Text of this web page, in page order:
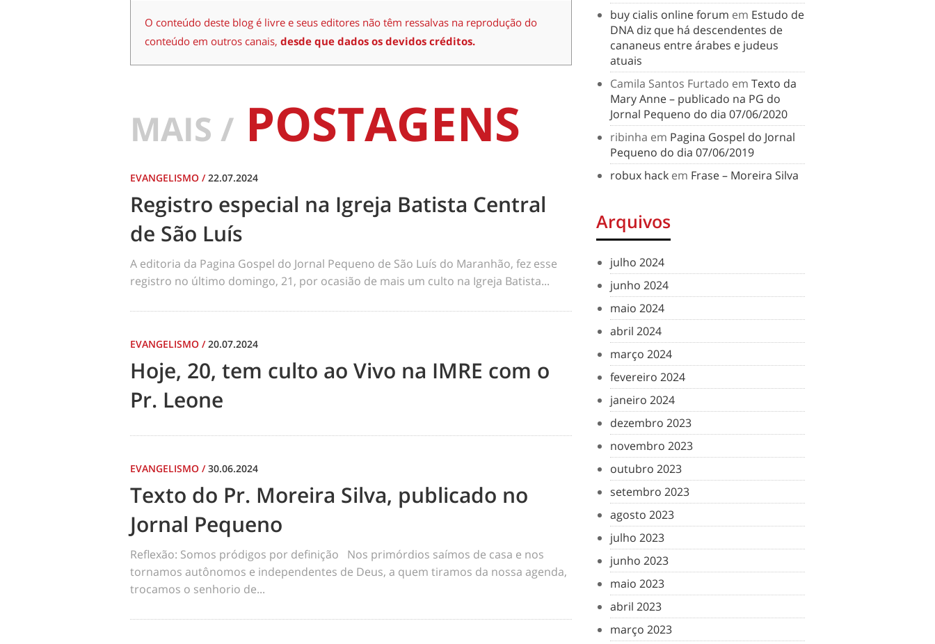
O conteúdo deste blog é livre e seus editores não têm ressalvas na reprodução do
conteúdo em outros canais, desde que dados os devidos créditos.
MAIS / POSTAGENS
EVANGELISMO /22.07.2024
Registro especial na Igreja Batista Central
de São Luís
A editoria da Pagina Gospel do Jornal Pequeno de São Luís do Maranhão, fez esse
registro no último domingo, 21, por ocasião de mais um culto na Igreja Batista...
EVANGELISMO /20.07.2024
Hoje, 20, tem culto ao Vivo na IMRE com o
Pr. Leone
EVANGELISMO /30.06.2024
Texto do Pr. Moreira Silva, publicado no
Jornal Pequeno
Reflexão: Somos pródigos por definição Nos primórdios saímos de casa e nos
tornamos autônomos e independentes de Deus, a quem tiramos da nossa agenda,
trocamos o senhorio de...
buy cialis online forum em Estudo de
DNA diz que há descendentes de
cananeus entre árabes e judeus
atuais
Camila Santos Furtado em Texto da
Mary Anne – publicado na PG do
Jornal Pequeno do dia 07/06/2020
ribinha em Pagina Gospel do Jornal
Pequeno do dia 07/06/2019
robux hack em Frase – Moreira Silva
Arquivos
julho 2024
junho 2024
maio 2024
abril 2024
março 2024
fevereiro 2024
janeiro 2024
dezembro 2023
novembro 2023
outubro 2023
setembro 2023
agosto 2023
julho 2023
junho 2023
maio 2023
abril 2023
março 2023